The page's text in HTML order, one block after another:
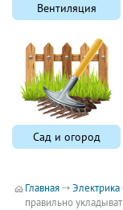
Вентиляция
Сад и огород
Главная Электрика
правильно